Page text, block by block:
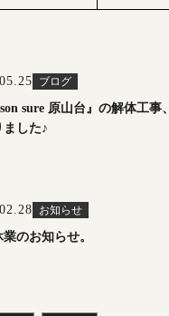
ブログ
sure 原山台』の解体工事、
ました♪
お知らせ
業のお知らせ。